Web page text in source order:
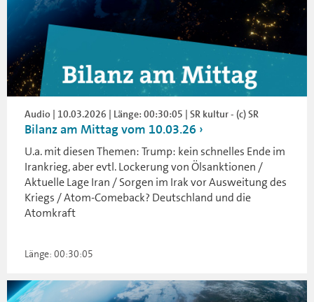
Audio | 10.03.2026 | Länge: 00:30:05 | SR kultur - (c) SR
Bilanz am Mittag vom 10.03.26
U.a. mit diesen Themen: Trump: kein schnelles Ende im
Irankrieg, aber evtl. Lockerung von Ölsanktionen /
Aktuelle Lage Iran / Sorgen im Irak vor Ausweitung des
Kriegs / Atom-Comeback? Deutschland und die
Atomkraft
Länge: 00:30:05